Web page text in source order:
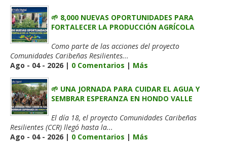
🌱 8,000 NUEVAS OPORTUNIDADES PARA
FORTALECER LA PRODUCCIÓN AGRÍCOLA
Como parte de las acciones del proyecto
Comunidades Caribeñas Resilientes...
Ago - 04 - 2026 | 0 Comentarios | Más
🌱 UNA JORNADA PARA CUIDAR EL AGUA Y
SEMBRAR ESPERANZA EN HONDO VALLE
El día 18, el proyecto Comunidades Caribeñas
Resilientes (CCR) llegó hasta la...
Ago - 04 - 2026 | 0 Comentarios | Más